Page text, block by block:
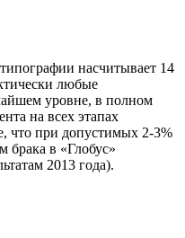
насчитывает 14
любые
уровне, в полном
на всех этапах
что при допустимых 2-3%
брака в «Глобус»
2013 года).